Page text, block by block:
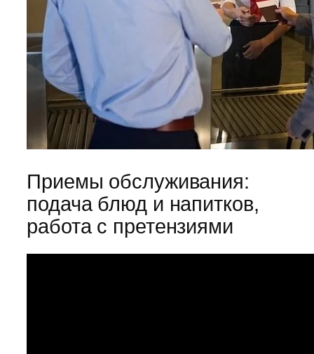
Приемы обслуживания:
подача блюд и напитков,
работа с претензиями